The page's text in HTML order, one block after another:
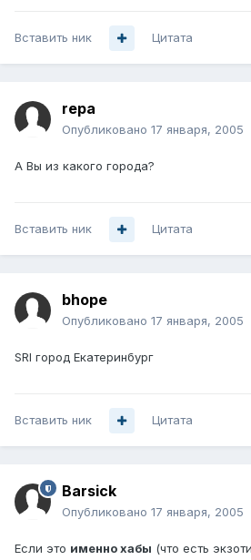
Вставить ник Цитата
repa
Опубликовано 17 января, 2005
А Вы из какого города?
Вставить ник Цитата
bhope
Опубликовано 17 января, 2005
SRI город Екатеринбург
Вставить ник Цитата
Barsick
Опубликовано 17 января, 2005
Если это именно хабы (что есть